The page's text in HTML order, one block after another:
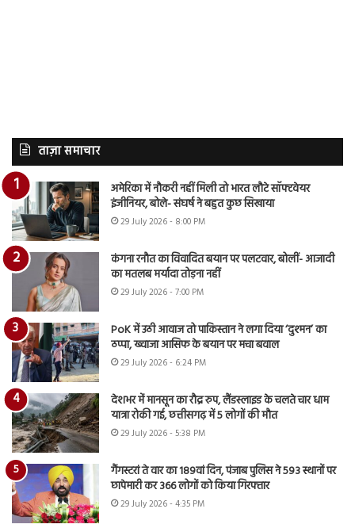
ताज़ा समाचार
अमेरिका में नौकरी नहीं मिली तो भारत लौटे सॉफ्टवेयर
इंजीनियर, बोले- संघर्ष ने बहुत कुछ सिखाया
29 July 2026 - 8:00 PM
कंगना रनौत का विवादित बयान पर पलटवार, बोलीं- आजादी
का मतलब मर्यादा तोड़ना नहीं
29 July 2026 - 7:00 PM
PoK में उठी आवाज तो पाकिस्तान ने लगा दिया ‘दुश्मन’ का
ठप्पा, ख्वाजा आसिफ के बयान पर मचा बवाल
29 July 2026 - 6:24 PM
देशभर में मानसून का रौद्र रुप, लैंडस्लाइड के चलते चार धाम
यात्रा रोकी गई, छत्तीसगढ़ में 5 लोगों की मौत
29 July 2026 - 5:38 PM
गैंगस्टरां ते वार का 189वां दिन, पंजाब पुलिस ने 593 स्थानों पर
छापेमारी कर 366 लोगों को किया गिरफ्तार
29 July 2026 - 4:35 PM